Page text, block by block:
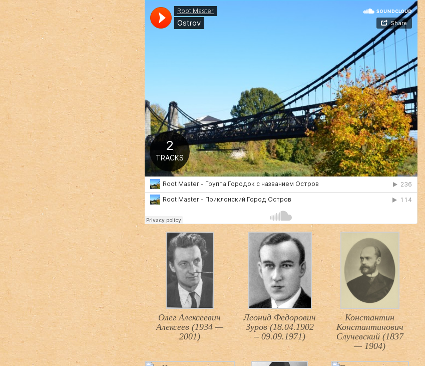
Олег Алексеевич
Алексеев (1934 —
2001)
Леонид Федорович
Зуров (18.04.1902
– 09.09.1971)
Константин
Константинович
Случевский (1837
— 1904)